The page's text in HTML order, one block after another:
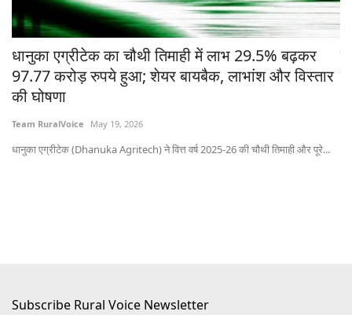
धानुका एग्रीटेक का चौथी तिमाही में लाभ 29.5% बढ़कर
97.77 करोड़ रुपये हुआ; शेयर बायबैक, लाभांश और विस्तार
की घोषणा
Team RuralVoice May 19, 2026
धानुका एग्रीटेक (Dhanuka Agritech) ने वित्त वर्ष 2025-26 की चौथी तिमाही और पूरे...
Subscribe Rural Voice Newsletter